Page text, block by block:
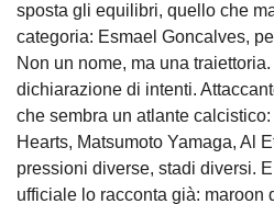
sposta gli equilibri, quello che
categoria: Esmael Goncalves,
Non un nome, ma una
dichiarazione di intenti.
che sembra un atlante
Hearts, Matsumoto Yamaga, Al
pressioni diverse, stadi diversi.
ufficiale lo racconta già: maroon